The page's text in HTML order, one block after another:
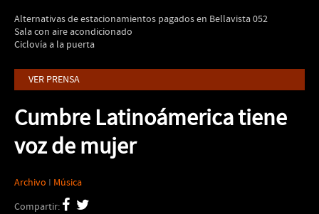
Alternativas de estacionamientos pagados en Bellavista 052
Sala con aire acondicionado
Ciclovía a la puerta
VER PRENSA
Cumbre Latinoámerica tiene
voz de mujer
Archivo I Música
Compartir: